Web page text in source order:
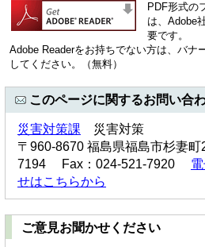
PDF形式の
は、Adobe
要です。
Adobe Readerをお持ちでない方は、バナ
してください。（無料）
このページに関するお問い合
災害対策課 災害対策
〒960-8670 福島県福島市杉妻
7194 Fax：024-521-7920
せはこちらから
ご意見お聞かせください